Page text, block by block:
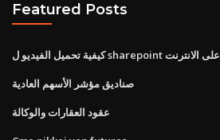
Featured Posts
كيفية تحميل الفيديو ل sharepoint على الانترنت
صناديق مؤشر الأسهم العادية
عقود العقارات والوكالة